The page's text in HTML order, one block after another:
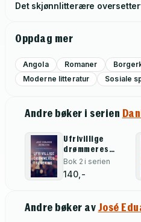
Det skjønnlitterære
Oppdag mer
Angola Romaner
Moderne litteratur
Sosiale
Andre bøker i serien
Ufrivillige
drømmeres
forening
Bok 2 i serien
140,-
Andre bøker avJosé